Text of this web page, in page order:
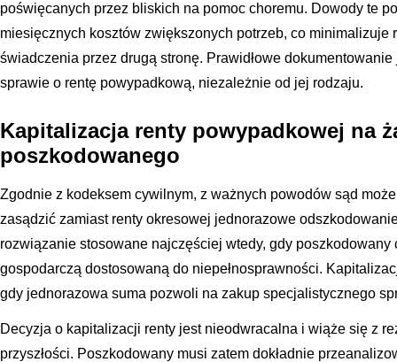
poświęcanych przez bliskich na pomoc choremu. Dowody te
miesięcznych kosztów zwiększonych potrzeb, co minimalizuje
świadczenia przez drugą stronę. Prawidłowe
sprawie o rentę powypadkową, niezależnie od jej rodzaju.
Kapitalizacja renty powypadkowej na
poszkodowanego
Zgodnie z kodeksem cywilnym, z ważnych powodów sąd
zasądzić zamiast renty okresowej jednorazowe
rozwiązanie stosowane najczęściej wtedy, gdy poszkodowany
gospodarczą dostosowaną do niepełnosprawności.
gdy jednorazowa suma pozwoli na zakup specjalistycznego
Decyzja o kapitalizacji renty jest nieodwracalna i wiąże się z
przyszłości. Poszkodowany musi zatem dokładnie